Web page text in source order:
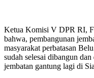
Ketua Komisi V DPR RI,
bahwa, pembangunan
masyarakat perbatasan
sudah selesai dibangun
jembatan gantung lagi di